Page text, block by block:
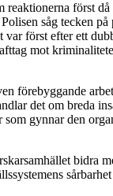
reaktionerna först
såg tecken
var först efter ett
mot
förebyggande
det om breda
gynnar den
bidra